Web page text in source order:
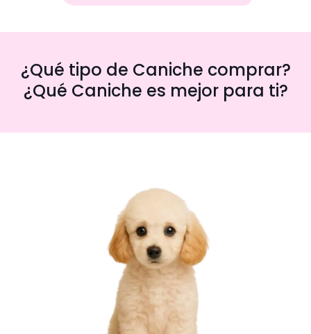
¿Qué tipo de Caniche comprar?
¿Qué Caniche es mejor para ti?